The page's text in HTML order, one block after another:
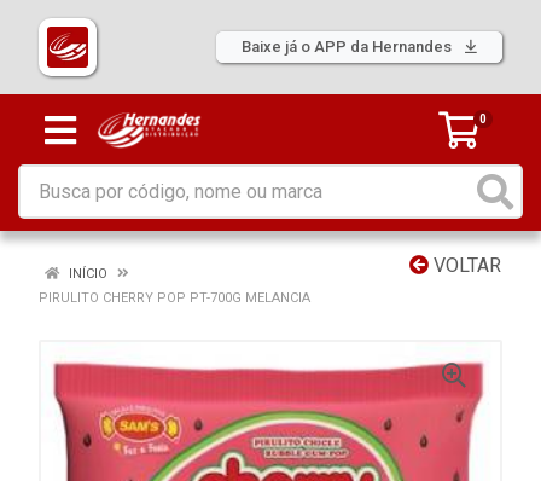
Baixe já o APP da Hernandes
0
VOLTAR
INÍCIO
PIRULITO CHERRY POP PT-700G MELANCIA